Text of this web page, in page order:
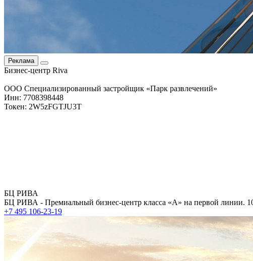
Реклама
Бизнес-центр Riva
ООО Специализированный застройщик «Парк развлечений»
Инн: 7708398448
Токен: 2W5zFGTJU3T
БЦ РИВА
БЦ РИВА - Премиальный бизнес-центр класса «А» на первой линии.
+7 495 106-23-19